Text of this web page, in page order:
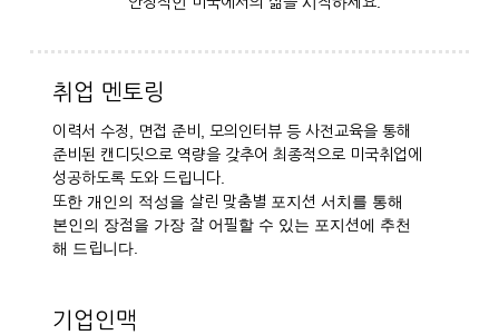
취업 멘토링
이력서 수정, 면접 준비, 모의인터뷰 등 사전교육을 통해
준비된 캔디딧으로 역량을 갖추어 최종적으로 미국취업에
성공하도록 도와 드립니다.
또한 개인의 적성을 살린 맞춤별 포지션 서치를 통해
본인의 장점을 가장 잘 어필할 수 있는 포지션에 추천
해 드립니다.
기업인맥